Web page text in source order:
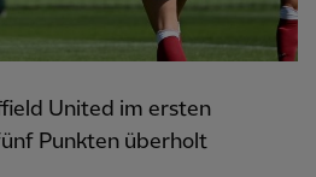
United im ersten
Punkten überholt